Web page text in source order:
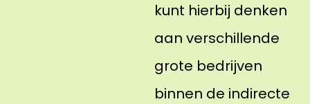
kunt hierbij denken
aan verschillende
grote bedrijven
binnen de indirecte